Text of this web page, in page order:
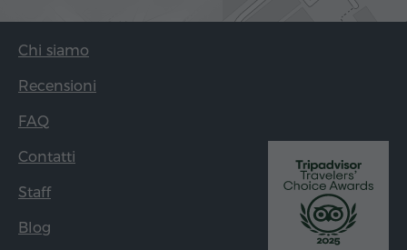
Chi siamo
Recensioni
FAQ
Contatti
Staff
Blog